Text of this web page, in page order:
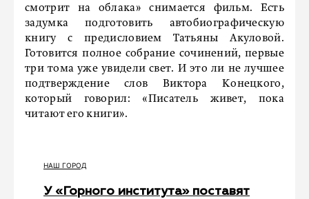
смотрит на облака» снимается фильм. Есть
задумка подготовить автобиографическую
книгу с предисловием Татьяны Акуловой.
Готовится полное собрание сочинений, первые
три тома уже увидели свет. И это ли не лучшее
подтверждение слов Виктора Конецкого,
который говорил: «Писатель живет, пока
читают его книги».
НАШ ГОРОД
У «Горного института» поставят